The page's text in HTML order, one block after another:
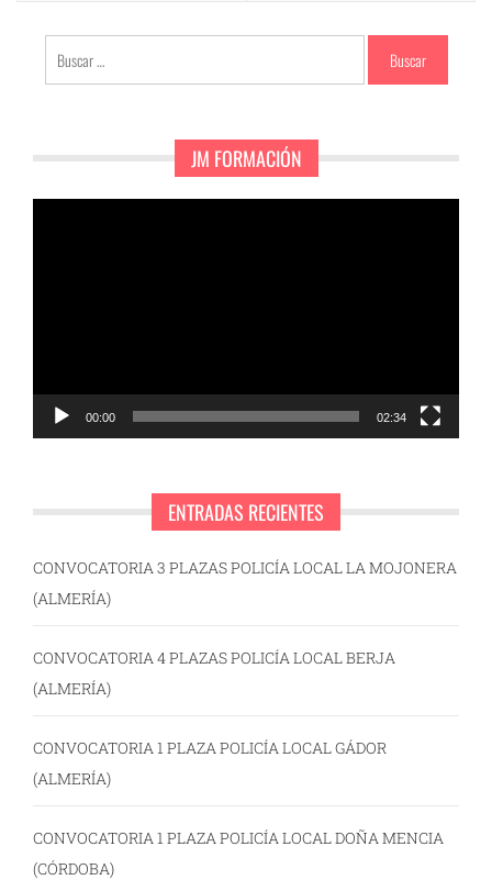
Buscar:
JM FORMACIÓN
00:00 02:34
ENTRADAS RECIENTES
CONVOCATORIA 3 PLAZAS POLICÍA LOCAL LA MOJONERA
(ALMERÍA)
CONVOCATORIA 4 PLAZAS POLICÍA LOCAL BERJA
(ALMERÍA)
CONVOCATORIA 1 PLAZA POLICÍA LOCAL GÁDOR
(ALMERÍA)
CONVOCATORIA 1 PLAZA POLICÍA LOCAL DOÑA MENCIA
(CÓRDOBA)